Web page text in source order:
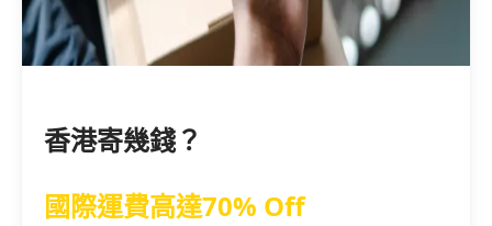
香港寄幾錢？
國際運費高達70% Off